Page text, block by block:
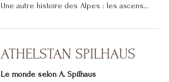
Une autre histoire des Alpes : les ascens...
ATHELSTAN SPILHAUS
Le monde selon A. Spilhaus